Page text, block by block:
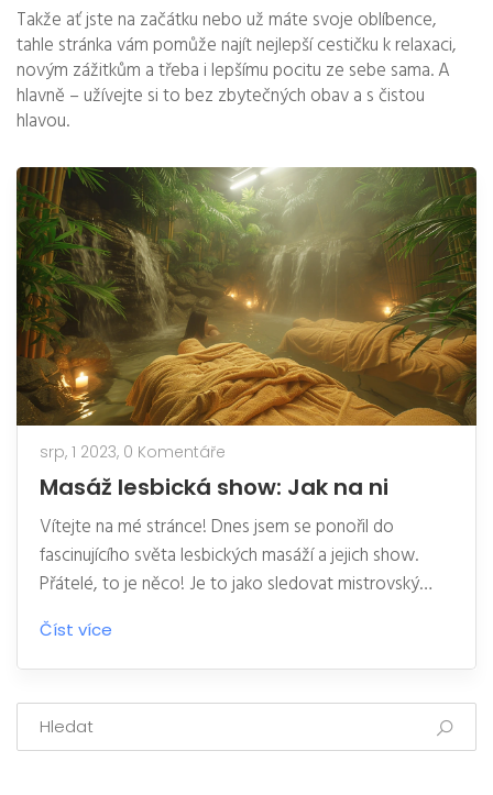
Takže ať jste na začátku nebo už máte svoje oblíbence,
tahle stránka vám pomůže najít nejlepší cestičku k relaxaci,
novým zážitkům a třeba i lepšímu pocitu ze sebe sama. A
hlavně – užívejte si to bez zbytečných obav a s čistou
hlavou.
srp, 1 2023, 0 Komentáře
Masáž lesbická show: Jak na ni
Vítejte na mé stránce! Dnes jsem se ponořil do
fascinujícího světa lesbických masáží a jejich show.
Přátelé, to je něco! Je to jako sledovat mistrovský
balet, kde jsou tanečnice navzájem v harmonii a
dodávají svým pohybům zvláštní kouzlo. Rozhodně to
stojí za to se na to podívat, protože tato show je
mixem umění, komunikace a intimity, který vás určitě
pohltí. Připravte se na neuvěřitelnou jízdu plnou
smíchu, učení a pozitivní energie!
Číst více